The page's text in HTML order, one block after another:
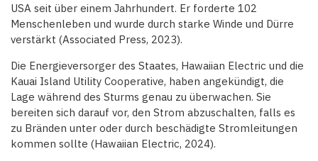
USA seit über einem Jahrhundert. Er forderte 102
Menschenleben und wurde durch starke Winde und Dürre
verstärkt (Associated Press, 2023).
Die Energieversorger des Staates, Hawaiian Electric und die
Kauai Island Utility Cooperative, haben angekündigt, die
Lage während des Sturms genau zu überwachen. Sie
bereiten sich darauf vor, den Strom abzuschalten, falls es
zu Bränden unter oder durch beschädigte Stromleitungen
kommen sollte (Hawaiian Electric, 2024).